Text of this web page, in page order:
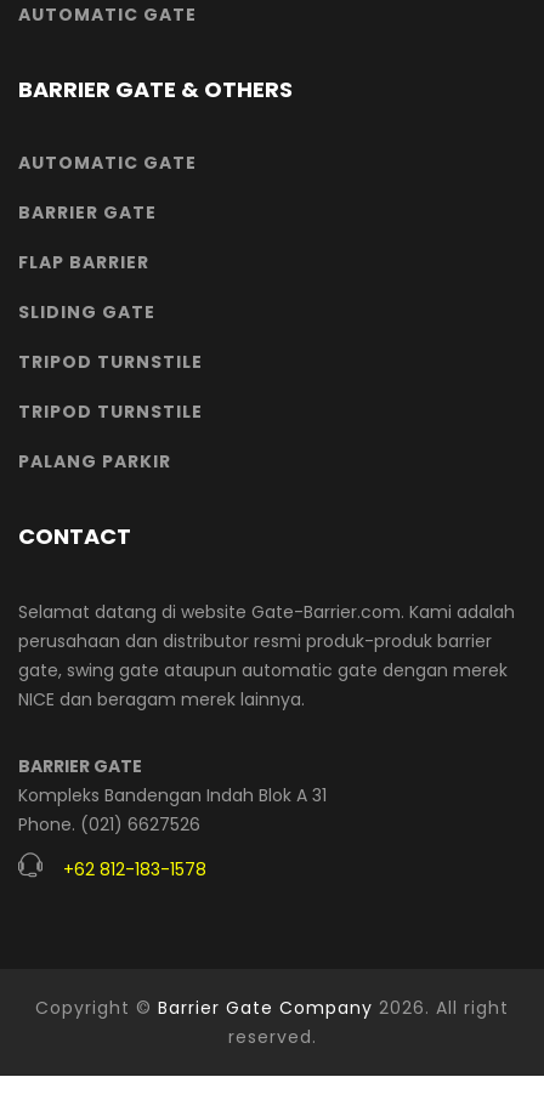
AUTOMATIC GATE
BARRIER GATE & OTHERS
AUTOMATIC GATE
BARRIER GATE
FLAP BARRIER
SLIDING GATE
TRIPOD TURNSTILE
TRIPOD TURNSTILE
PALANG PARKIR
CONTACT
Selamat datang di website Gate-Barrier.com. Kami adalah
perusahaan dan distributor resmi produk-produk barrier
gate, swing gate ataupun automatic gate dengan merek
NICE dan beragam merek lainnya.
BARRIER GATE
Kompleks Bandengan Indah Blok A 31
Phone. (021) 6627526
+62 812-183-1578
Copyright © Barrier Gate Company 2026. All right
reserved.